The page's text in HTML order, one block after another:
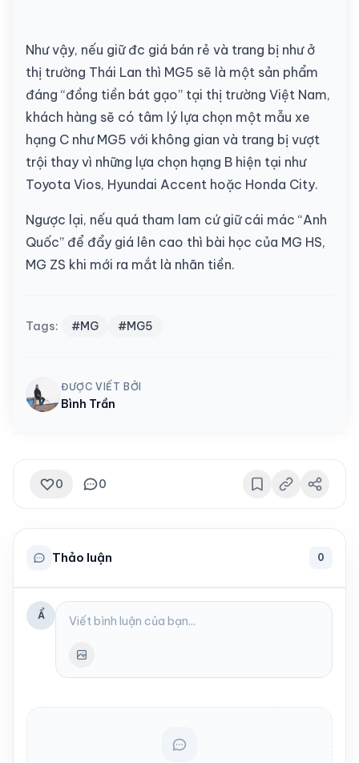
Như vậy, nếu giữ đc giá bán rẻ và trang bị như ở
thị trường Thái Lan thì MG5 sẽ là một sản phẩm
đáng “đồng tiền bát gạo” tại thị trường Việt Nam,
khách hàng sẽ có tâm lý lựa chọn một mẫu xe
hạng C như MG5 với không gian và trang bị vượt
trội thay vì những lựa chọn hạng B hiện tại như
Toyota Vios, Hyundai Accent hoặc Honda City.
Ngược lại, nếu quá tham lam cứ giữ cái mác “Anh
Quốc” để đẩy giá lên cao thì bài học của MG HS,
MG ZS khi mới ra mắt là nhãn tiền.
Tags: #MG #MG5
ĐƯỢC VIẾT BỞI
Bình Trần
0 0
Thảo luận 0
Ẩ